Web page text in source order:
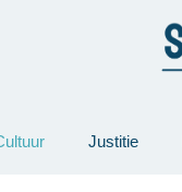
Justitie